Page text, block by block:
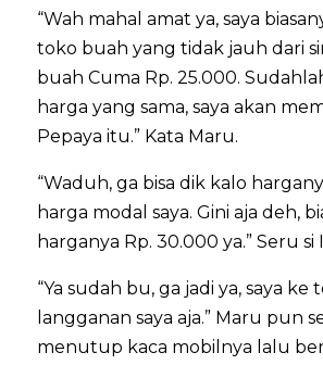
“Wah mahal amat ya, saya
toko buah yang tidak jauh dari
buah Cuma Rp. 25.000.
harga yang sama, saya akan
Pepaya itu.” Kata Maru.
“Waduh, ga bisa dik kalo
harga modal saya. Gini aja deh,
harganya Rp. 30.000 ya.” Seru
“Ya sudah bu, ga jadi ya, saya ke
langganan saya aja.” Maru pun
menutup kaca mobilnya lalu